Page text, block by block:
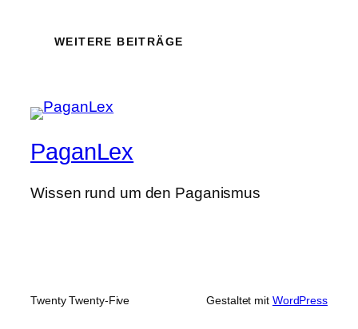
WEITERE BEITRÄGE
PaganLex
Wissen rund um den Paganismus
Twenty Twenty-Five Gestaltet mit WordPress